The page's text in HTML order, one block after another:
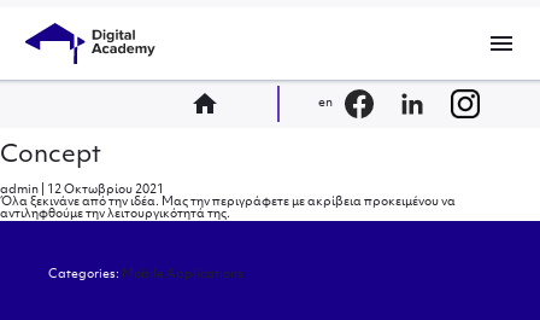
menu
home en
Concept
admin
12 Οκτωβρίου 2021
Όλα ξεκινάνε από την ιδέα. Μας την περιγράφετε με ακρίβεια προκειμένου να
αντιληφθούμε την λειτουργικότητά της.
Categories: Mobile Applications